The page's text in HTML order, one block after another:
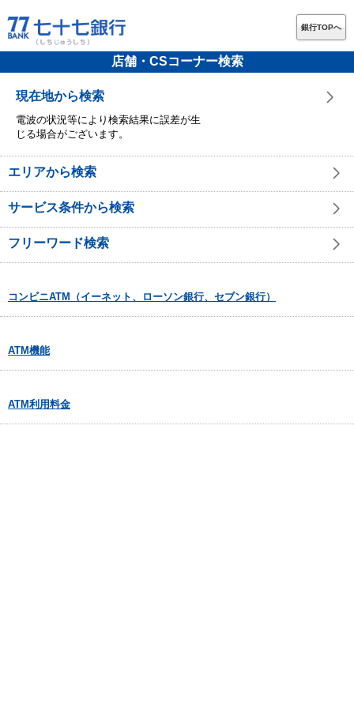
銀行TOPへ
店舗・CSコーナー検索
現在地から検索
電波の状況等により検索結果に誤差が生
じる場合がございます。
エリアから検索
サービス条件から検索
フリーワード検索
コンビニATM（イーネット、ローソン銀行、セブン銀行）
ATM機能
ATM利用料金